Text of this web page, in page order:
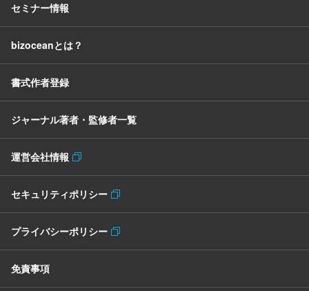
セミナー情報
bizoceanとは？
書式作者登録
ジャーナル著者・監修者一覧
運営会社情報
セキュリティポリシー
プライバシーポリシー
免責事項